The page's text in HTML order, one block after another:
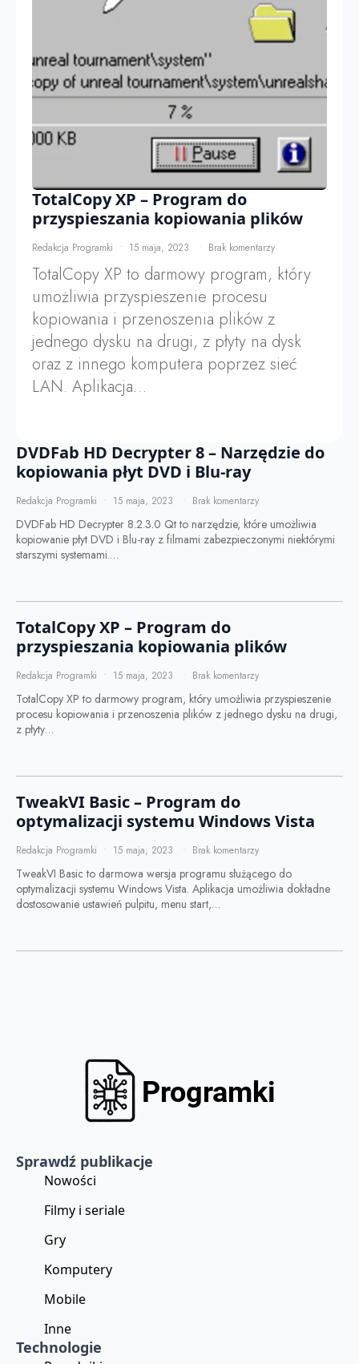
TotalCopy XP – Program do
przyspieszania kopiowania plików
Redakcja Programki 15 maja, 2023 Brak komentarzy
TotalCopy XP to darmowy program, który
umożliwia przyspieszenie procesu
kopiowania i przenoszenia plików z
jednego dysku na drugi, z płyty na dysk
oraz z innego komputera poprzez sieć
LAN. Aplikacja…
DVDFab HD Decrypter 8 – Narzędzie do
kopiowania płyt DVD i Blu-ray
Redakcja Programki 15 maja, 2023 Brak komentarzy
DVDFab HD Decrypter 8.2.3.0 Qt to narzędzie, które umożliwia
kopiowanie płyt DVD i Blu-ray z filmami zabezpieczonymi niektórymi
starszymi systemami.…
TotalCopy XP – Program do
przyspieszania kopiowania plików
Redakcja Programki 15 maja, 2023 Brak komentarzy
TotalCopy XP to darmowy program, który umożliwia przyspieszenie
procesu kopiowania i przenoszenia plików z jednego dysku na drugi,
z płyty…
TweakVI Basic – Program do
optymalizacji systemu Windows Vista
Redakcja Programki 15 maja, 2023 Brak komentarzy
TweakVI Basic to darmowa wersja programu służącego do
optymalizacji systemu Windows Vista. Aplikacja umożliwia dokładne
dostosowanie ustawień pulpitu, menu start,…
Sprawdź publikacje
Nowości
Filmy i seriale
Gry
Komputery
Mobile
Inne
Technologie